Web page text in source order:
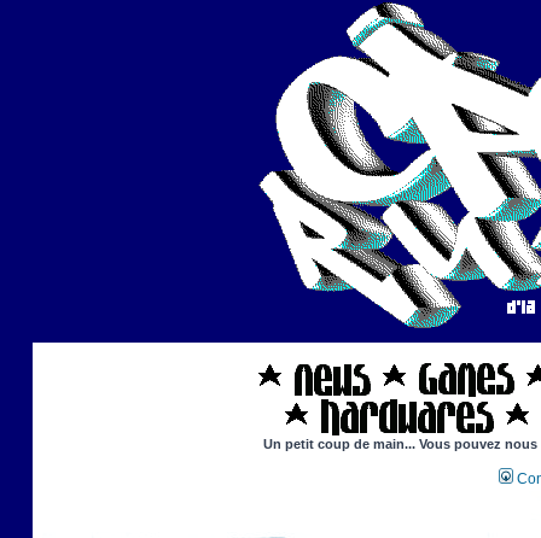
Un petit coup de main... Vous pouvez